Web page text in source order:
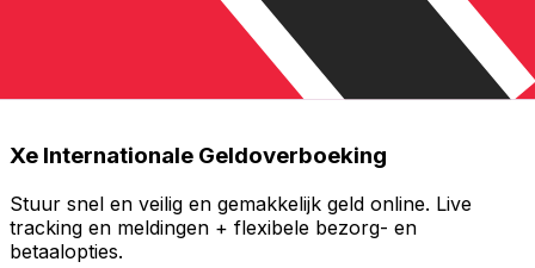
Xe Internationale Geldoverboeking
Stuur snel en veilig en gemakkelijk geld online. Live
tracking en meldingen + flexibele bezorg- en
betaalopties.